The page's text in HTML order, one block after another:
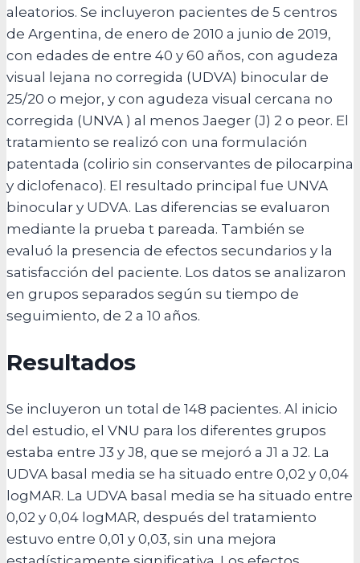
aleatorios. Se incluyeron pacientes de 5 centros
de Argentina, de enero de 2010 a junio de 2019,
con edades de entre 40 y 60 años, con agudeza
visual lejana no corregida (UDVA) binocular de
25/20 o mejor, y con agudeza visual cercana no
corregida (UNVA ) al menos Jaeger (J) 2 o peor. El
tratamiento se realizó con una formulación
patentada (colirio sin conservantes de pilocarpina
y diclofenaco). El resultado principal fue UNVA
binocular y UDVA. Las diferencias se evaluaron
mediante la prueba t pareada. También se
evaluó la presencia de efectos secundarios y la
satisfacción del paciente. Los datos se analizaron
en grupos separados según su tiempo de
seguimiento, de 2 a 10 años.
Resultados
Se incluyeron un total de 148 pacientes. Al inicio
del estudio, el VNU para los diferentes grupos
estaba entre J3 y J8, que se mejoró a J1 a J2. La
UDVA basal media se ha situado entre 0,02 y 0,04
logMAR. La UDVA basal media se ha situado entre
0,02 y 0,04 logMAR, después del tratamiento
estuvo entre 0,01 y 0,03, sin una mejora